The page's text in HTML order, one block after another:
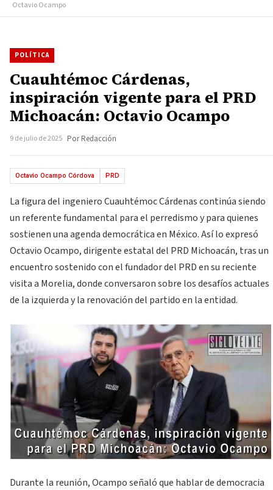
Octavio Ocampo
POLÍTICA
Cuauhtémoc Cárdenas,
inspiración vigente para el PRD
Michoacán: Octavio Ocampo
9 de julio de 2025 Por Redacción
Octavio Ocampo Córdova PRD
La figura del ingeniero Cuauhtémoc Cárdenas continúa siendo
un referente fundamental para el perredismo y para quienes
sostienen una agenda democrática en México. Así lo expresó
Octavio Ocampo, dirigente estatal del PRD Michoacán, tras un
encuentro sostenido con el fundador del PRD en su reciente
visita a Morelia, donde conversaron sobre los desafíos actuales
de la izquierda y la renovación del partido en la entidad.
Durante la reunión, Ocampo señaló que hablar de democracia